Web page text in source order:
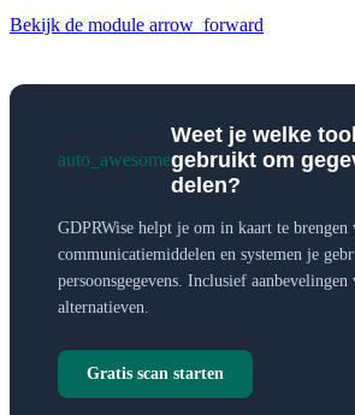
Bekijk de module arrow_forward
auto_awesome
Weet je welke
gebruikt om
delen?
GDPRWise helpt je om in kaart te brengen
communicatiemiddelen en systemen je
persoonsgegevens. Inclusief
alternatieven.
Gratis scan starten